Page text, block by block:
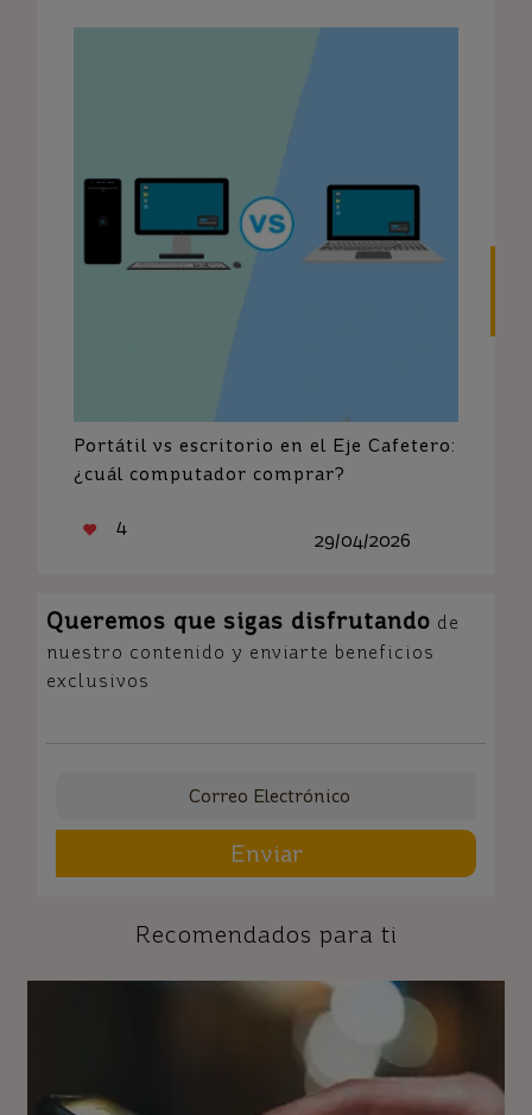
Portátil vs escritorio en el Eje Cafetero:
¿cuál computador comprar?
4
29/04/2026
Queremos que sigas disfrutando de
nuestro contenido y enviarte beneficios
exclusivos
Enviar
Recomendados para ti